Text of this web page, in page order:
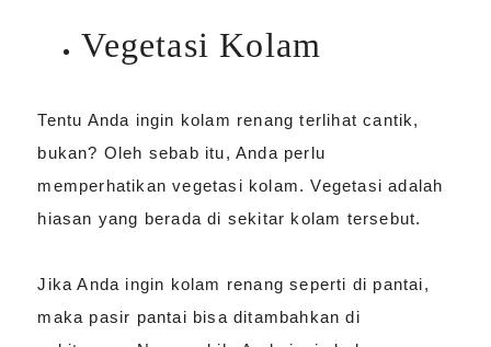
Vegetasi Kolam
Tentu Anda ingin kolam renang terlihat cantik,
bukan? Oleh sebab itu, Anda perlu
memperhatikan vegetasi kolam. Vegetasi adalah
hiasan yang berada di sekitar kolam tersebut.
Jika Anda ingin kolam renang seperti di pantai,
maka pasir pantai bisa ditambahkan di